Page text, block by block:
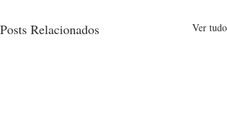
Posts Relacionados Ver tudo